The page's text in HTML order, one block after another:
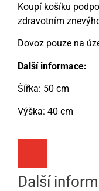
Koupí košíku
zdravotním
Dovoz pouze na
Další informace:
Šířka: 50 cm
Výška: 40 cm
Další